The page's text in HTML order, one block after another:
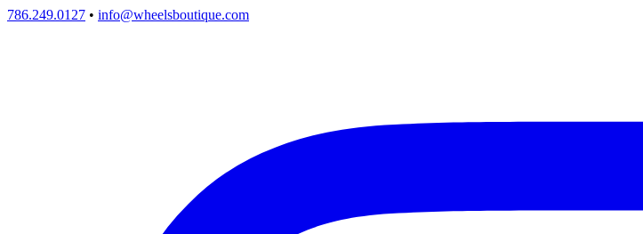
786.249.0127 • info@wheelsboutique.com